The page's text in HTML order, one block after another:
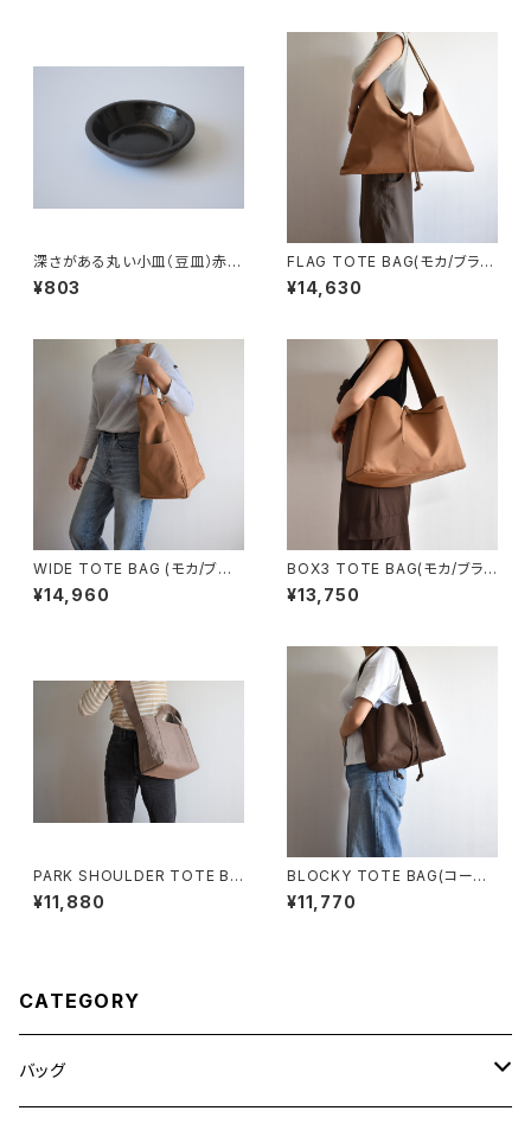
深さがある丸い小皿（豆皿）赤土
×錆釉
¥803
FLAG TOTE BAG(モカ/ブラウ
ン)
¥14,630
WIDE TOTE BAG (モカ/ブラ
ウン)
¥14,960
BOX3 TOTE BAG(モカ/ブラウ
ン）
¥13,750
PARK SHOULDER TOTE BA
G (マットブラウン)
¥11,880
BLOCKY TOTE BAG(コーヒ
ー/ブラウン)
¥11,770
CATEGORY
バッグ